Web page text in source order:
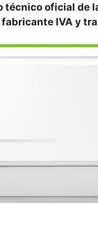
técnico oficial de
IVA y